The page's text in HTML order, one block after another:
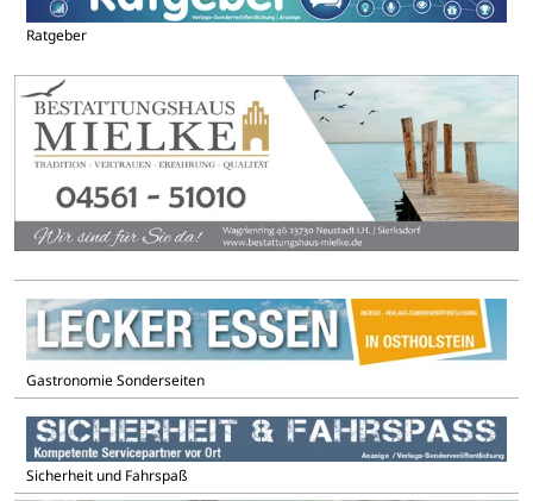
Ratgeber
Gastronomie Sonderseiten
Sicherheit und Fahrspaß